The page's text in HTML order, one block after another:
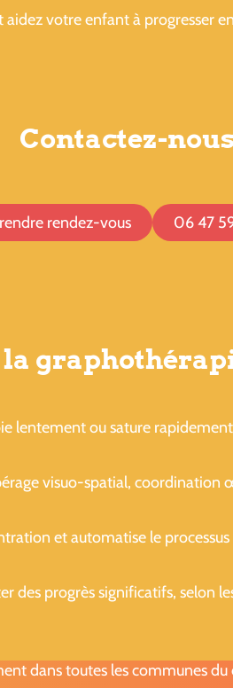
votre enfant à progresser
Contactez-
rendez-vous 06 47
lentement ou sature rapidement
visuo-spatial,
et automatise le processus
des progrès significatifs, selon
dans toutes les communes